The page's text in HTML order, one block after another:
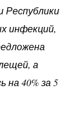
Республики
инфекций,
а
на 40% за 5